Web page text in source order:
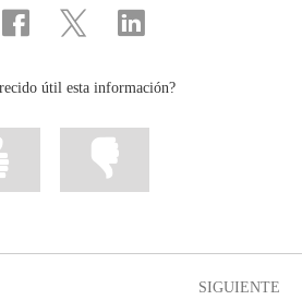
Compartir
en
Compartir
en
Compartir
en
útil esta información?
Marcar
información
SIGUIENTE